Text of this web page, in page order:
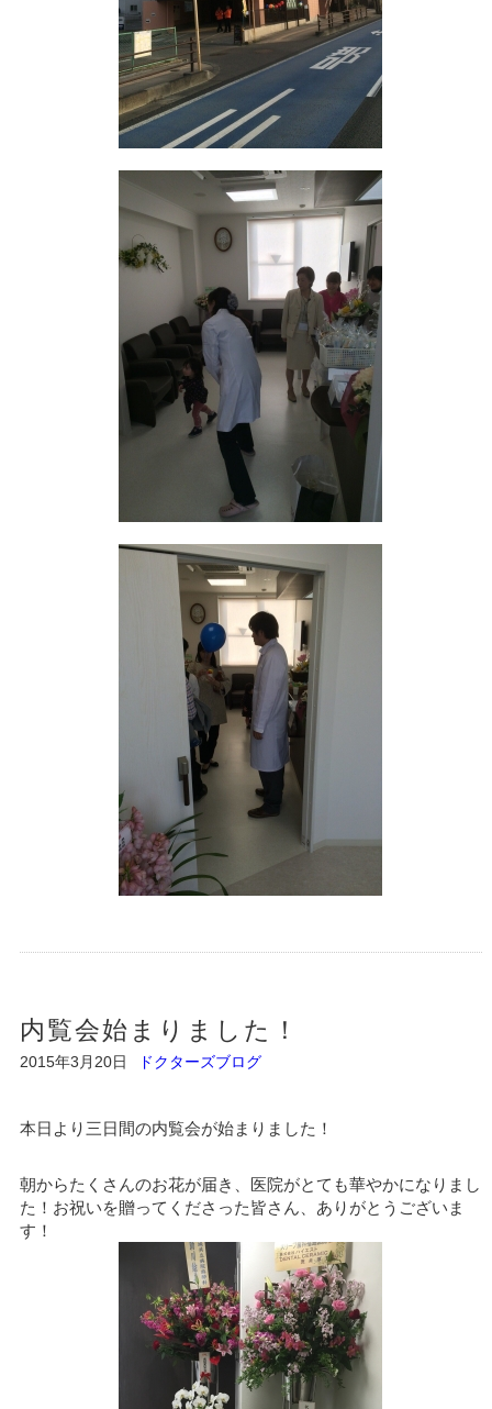
内覧会始まりました！
2015年3月20日 ドクターズブログ
本日より三日間の内覧会が始まりました！
朝からたくさんのお花が届き、医院がとても華やかになりまし
た！お祝いを贈ってくださった皆さん、ありがとうございま
す！